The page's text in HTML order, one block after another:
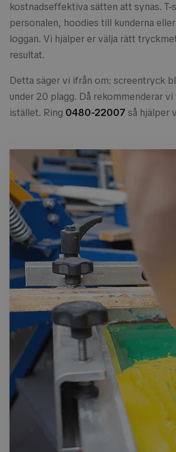
kostnadseffektiva sätten att synas. T-
personalen, hoodies till kunderna
loggan. Vi hjälper er välja rätt
resultat.
Detta säger vi ifrån om: screentryck
under 20 plagg. Då rekommenderar
istället. Ring 0480-22007 så hjälper